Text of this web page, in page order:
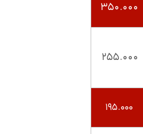
۳۵۰.۰۰۰
۲۵۵.۰۰۰
۱۹۵.۰۰۰